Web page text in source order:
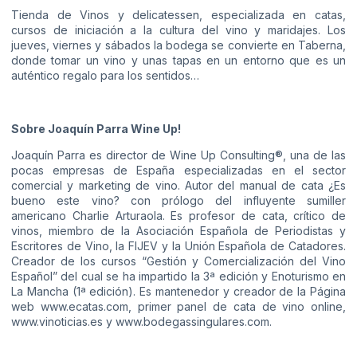
Tienda de Vinos y delicatessen, especializada en catas,
cursos de iniciación a la cultura del vino y maridajes. Los
jueves, viernes y sábados la bodega se convierte en Taberna,
donde tomar un vino y unas tapas en un entorno que es un
auténtico regalo para los sentidos…
Sobre Joaquín Parra Wine Up!
Joaquín Parra es director de Wine Up Consulting®, una de las
pocas empresas de España especializadas en el sector
comercial y marketing de vino. Autor del manual de cata ¿Es
bueno este vino? con prólogo del influyente sumiller
americano Charlie Arturaola. Es profesor de cata, crítico de
vinos, miembro de la Asociación Española de Periodistas y
Escritores de Vino, la FIJEV y la Unión Española de Catadores.
Creador de los cursos “Gestión y Comercialización del Vino
Español” del cual se ha impartido la 3ª edición y Enoturismo en
La Mancha (1ª edición). Es mantenedor y creador de la Página
web www.ecatas.com, primer panel de cata de vino online,
www.vinoticias.es y www.bodegassingulares.com.